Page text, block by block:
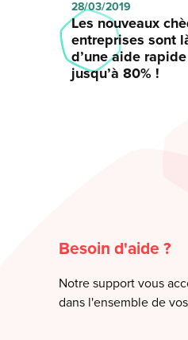
28/03/2019
Les nouveaux
entreprises sont
d’une aide
jusqu’à 80% !
Besoin d'aide ?
Notre support vous
dans l'ensemble de